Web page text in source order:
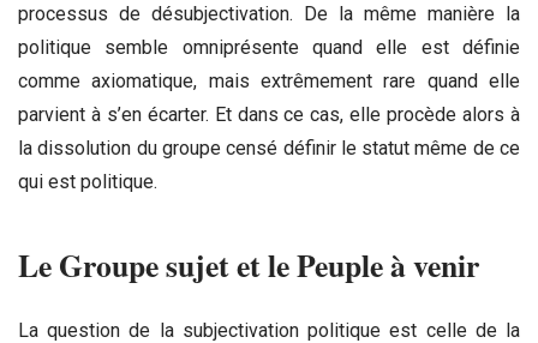
processus de désubjectivation. De la même manière la
politique semble omniprésente quand elle est définie
comme axiomatique, mais extrêmement rare quand elle
parvient à s’en écarter. Et dans ce cas, elle procède alors à
la dissolution du groupe censé définir le statut même de ce
qui est politique.
Le Groupe sujet et le Peuple à venir
La question de la subjectivation politique est celle de la